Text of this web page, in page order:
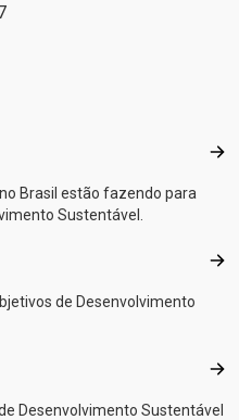
Brasil estão fazendo para
Sustentável.
de Desenvolvimento
Desenvolvimento Sustentável